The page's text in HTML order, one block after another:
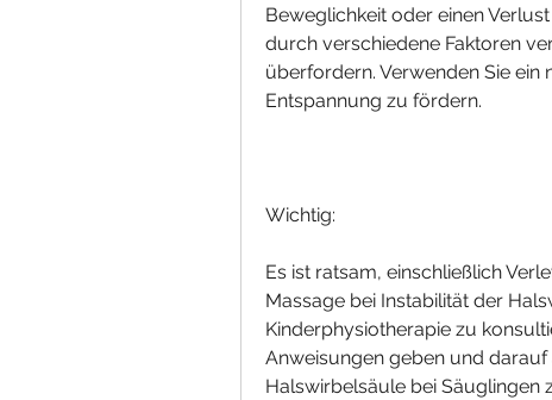
Beweglichkeit oder einen
durch verschiedene Faktoren
überfordern. Verwenden Sie
Entspannung zu fördern.
Wichtig:
Es ist ratsam, einschließlich
Massage bei Instabilität der
Kinderphysiotherapie zu
Anweisungen geben und
Halswirbelsäule bei Säuglingen